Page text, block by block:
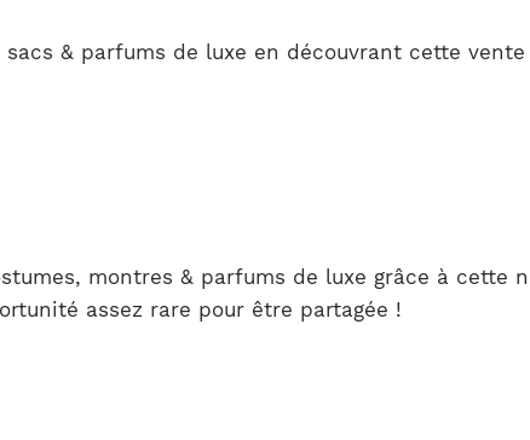
& parfums de luxe en découvrant cette
montres & parfums de luxe grâce à cette
assez rare pour être partagée !